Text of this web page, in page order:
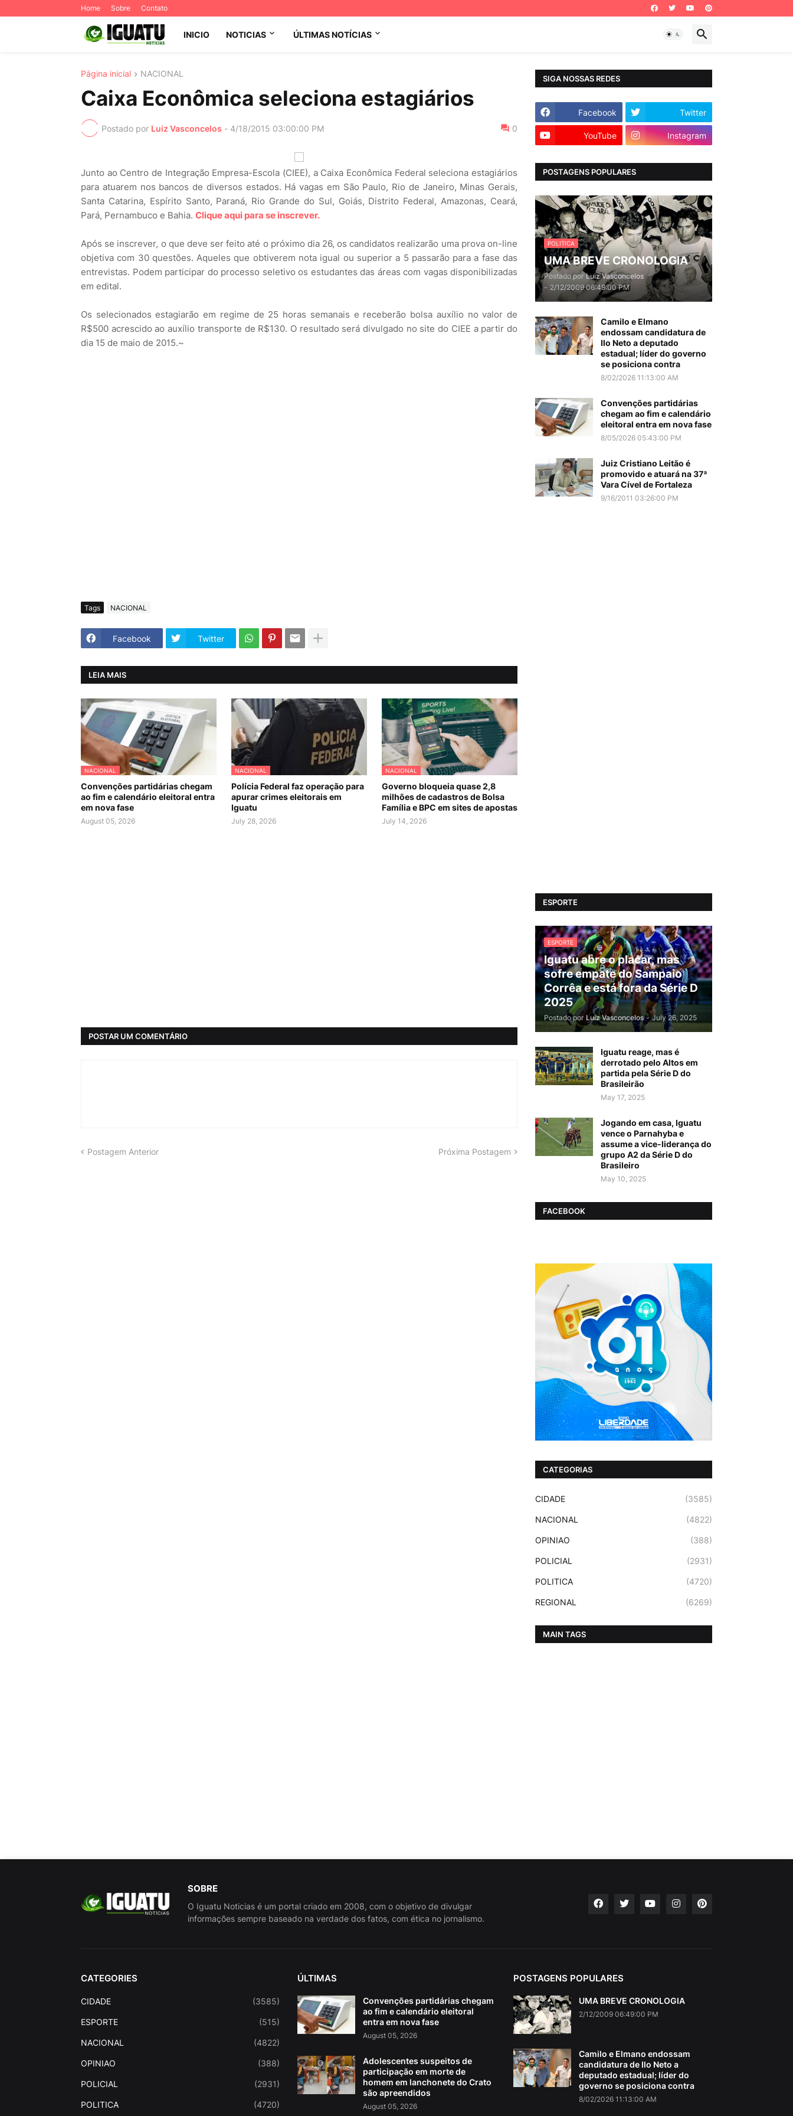
Home Sobre Contato
INICIO NOTICIAS ÚLTIMAS NOTÍCIAS
Página inicial NACIONAL
Caixa Econômica seleciona estagiários
Postado por Luiz Vasconcelos - 4/18/2015 03:00:00 PM 0
Junto ao Centro de Integração Empresa-Escola (CIEE), a Caixa Econômica Federal seleciona estagiários
para atuarem nos bancos de diversos estados. Há vagas em São Paulo, Rio de Janeiro, Minas Gerais,
Santa Catarina, Espírito Santo, Paraná, Rio Grande do Sul, Goiás, Distrito Federal, Amazonas, Ceará,
Pará, Pernambuco e Bahia. Clique aqui para se inscrever.
Após se inscrever, o que deve ser feito até o próximo dia 26, os candidatos realizarão uma prova on-line
objetiva com 30 questões. Aqueles que obtiverem nota igual ou superior a 5 passarão para a fase das
entrevistas. Podem participar do processo seletivo os estudantes das áreas com vagas disponibilizadas
em edital.
Os selecionados estagiarão em regime de 25 horas semanais e receberão bolsa auxílio no valor de
R$500 acrescido ao auxílio transporte de R$130. O resultado será divulgado no site do CIEE a partir do
dia 15 de maio de 2015.~
Tags NACIONAL
Facebook Twitter
LEIA MAIS
NACIONAL
Convenções partidárias chegam
ao fim e calendário eleitoral entra
em nova fase
August 05, 2026
NACIONAL
Polícia Federal faz operação para
apurar crimes eleitorais em
Iguatu
July 28, 2026
NACIONAL
Governo bloqueia quase 2,8
milhões de cadastros de Bolsa
Família e BPC em sites de apostas
July 14, 2026
POSTAR UM COMENTÁRIO
Postagem Anterior Próxima Postagem
SIGA NOSSAS REDES
Facebook Twitter
YouTube Instagram
POSTAGENS POPULARES
POLITICA
UMA BREVE CRONOLOGIA
Postado por Luiz Vasconcelos
- 2/12/2009 06:49:00 PM
Camilo e Elmano
endossam candidatura de
Ilo Neto a deputado
estadual; líder do governo
se posiciona contra
8/02/2026 11:13:00 AM
Convenções partidárias
chegam ao fim e calendário
eleitoral entra em nova fase
8/05/2026 05:43:00 PM
Juiz Cristiano Leitão é
promovido e atuará na 37ª
Vara Cível de Fortaleza
9/16/2011 03:26:00 PM
ESPORTE
ESPORTE
Iguatu abre o placar, mas
sofre empate do Sampaio
Corrêa e está fora da Série D
2025
Postado por Luiz Vasconcelos - July 26, 2025
Iguatu reage, mas é
derrotado pelo Altos em
partida pela Série D do
Brasileirão
May 17, 2025
Jogando em casa, Iguatu
vence o Parnahyba e
assume a vice-liderança do
grupo A2 da Série D do
Brasileiro
May 10, 2025
FACEBOOK
CATEGORIAS
CIDADE (3585)
NACIONAL (4822)
OPINIAO (388)
POLICIAL (2931)
POLITICA (4720)
REGIONAL (6269)
MAIN TAGS
SOBRE
O Iguatu Noticias é um portal criado em 2008, com o objetivo de divulgar
informações sempre baseado na verdade dos fatos, com ética no jornalismo.
CATEGORIES
CIDADE (3585)
ESPORTE (515)
NACIONAL (4822)
OPINIAO (388)
POLICIAL (2931)
POLITICA (4720)
ÚLTIMAS
Convenções partidárias chegam
ao fim e calendário eleitoral
entra em nova fase
August 05, 2026
Adolescentes suspeitos de
participação em morte de
homem em lanchonete do Crato
são apreendidos
August 05, 2026
POSTAGENS POPULARES
UMA BREVE CRONOLOGIA
2/12/2009 06:49:00 PM
Camilo e Elmano endossam
candidatura de Ilo Neto a
deputado estadual; líder do
governo se posiciona contra
8/02/2026 11:13:00 AM